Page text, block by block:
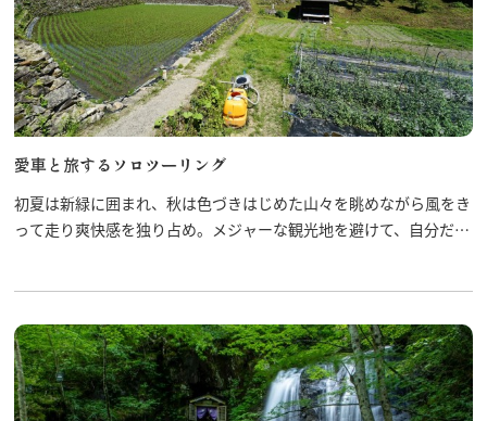
愛車と旅するソロツーリング
初夏は新緑に囲まれ、秋は色づきはじめた山々を眺めながら風をき
って走り爽快感を独り占め。メジャーな観光地を避けて、自分だけ